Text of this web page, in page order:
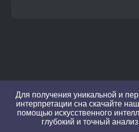
Для получения уникальной и
интерпретации сна скачайте
помощью искусственного
глубокий и точный